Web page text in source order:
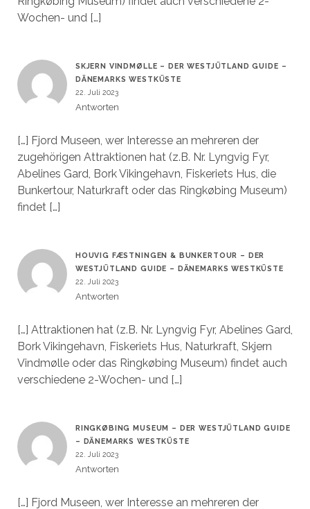
Wochen- und […]
SKJERN VINDMØLLE – DER WESTJÜTLAND GUIDE –
DÄNEMARKS WESTKÜSTE
22. Juli 2023
Antworten
[…] Fjord Museen, wer Interesse an mehreren der
zugehörigen Attraktionen hat (z.B. Nr. Lyngvig Fyr,
Abelines Gard, Bork Vikingehavn, Fiskeriets Hus, die
Bunkertour, Naturkraft oder das Ringkøbing Museum)
findet […]
HOUVIG FÆSTNINGEN & BUNKERTOUR – DER
WESTJÜTLAND GUIDE – DÄNEMARKS WESTKÜSTE
22. Juli 2023
Antworten
[…] Attraktionen hat (z.B. Nr. Lyngvig Fyr, Abelines Gard,
Bork Vikingehavn, Fiskeriets Hus, Naturkraft, Skjern
Vindmølle oder das Ringkøbing Museum) findet auch
verschiedene 2-Wochen- und […]
RINGKØBING MUSEUM – DER WESTJÜTLAND GUIDE
– DÄNEMARKS WESTKÜSTE
22. Juli 2023
Antworten
[…] Fjord Museen, wer Interesse an mehreren der